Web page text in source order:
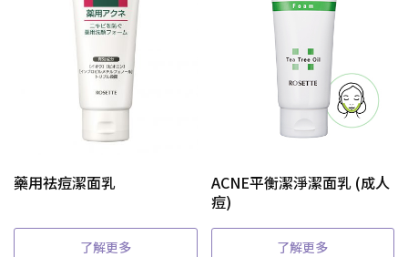
藥用祛痘潔面乳
了解更多
ACNE平衡潔淨潔面乳 (成人
痘)
了解更多